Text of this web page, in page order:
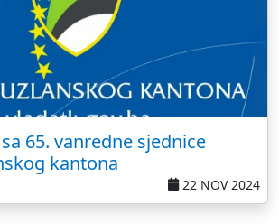
65. vanredne sjednice
kantona
22 NOV 2024